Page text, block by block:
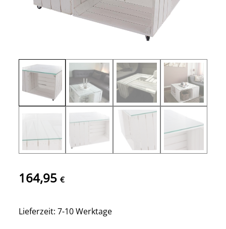
164,95 €
Lieferzeit: 7-10 Werktage